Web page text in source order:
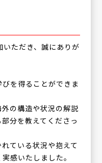
ただき、誠にありが
を得ることができま
の構造や状況の解説
分を教えてくださっ
ている状況や抱えて
感いたしました。